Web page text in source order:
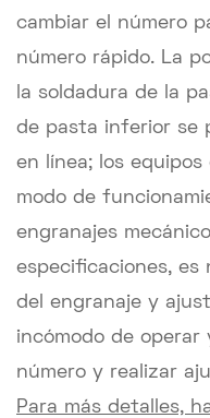
cambiar el número
número rápido. La
la soldadura de la
de pasta inferior se
en línea; los
modo de
engranajes
especificaciones, es
del engranaje y
incómodo de operar
número y realizar
Para más detalles,